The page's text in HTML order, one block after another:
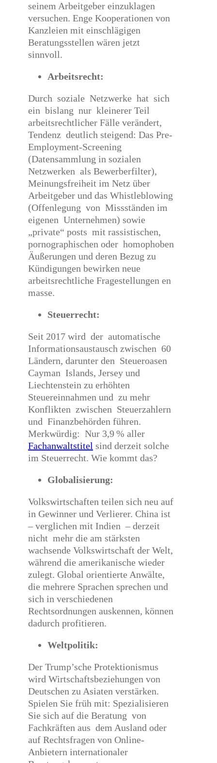
seinem Arbeitgeber einzuklagen
versuchen. Enge Kooperationen von
Kanzleien mit einschlägigen
Beratungsstellen wären jetzt
sinnvoll.
Arbeitsrecht:
Durch soziale Netzwerke hat sich
ein bislang nur kleinerer Teil
arbeitsrechtlicher Fälle verändert,
Tendenz deutlich steigend: Das Pre-
Employment-Screening
(Datensammlung in sozialen
Netzwerken als Bewerberfilter),
Meinungsfreiheit im Netz über
Arbeitgeber und das Whistleblowing
(Offenlegung von Missständen im
eigenen Unternehmen) sowie
„private“ posts mit rassistischen,
pornographischen oder homophoben
Äußerungen und deren Bezug zu
Kündigungen bewirken neue
arbeitsrechtliche Fragestellungen en
masse.
Steuerrecht:
Seit 2017 wird der automatische
Informationsaustausch zwischen 60
Ländern, darunter den Steueroasen
Cayman Islands, Jersey und
Liechtenstein zu erhöhten
Steuereinnahmen und zu mehr
Konflikten zwischen Steuerzahlern
und Finanzbehörden führen.
Merkwürdig: Nur 3,9 % aller
Fachanwaltstitel sind derzeit solche
im Steuerrecht. Wie kommt das?
Globalisierung:
Volkswirtschaften teilen sich neu auf
in Gewinner und Verlierer. China ist
– verglichen mit Indien – derzeit
nicht mehr die am stärksten
wachsende Volkswirtschaft der Welt,
während die amerikanische wieder
zulegt. Global orientierte Anwälte,
die mehrere Sprachen sprechen und
sich in verschiedenen
Rechtsordnungen auskennen, können
dadurch profitieren.
Weltpolitik:
Der Trump’sche Protektionismus
wird Wirtschaftsbeziehungen von
Deutschen zu Asiaten verstärken.
Spielen Sie früh mit: Spezialisieren
Sie sich auf die Beratung von
Fachkräften aus dem Ausland oder
auf Rechtsfragen von Online-
Anbietern internationaler